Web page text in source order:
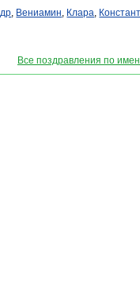
, Вениамин, Клара,
Все поздравления по